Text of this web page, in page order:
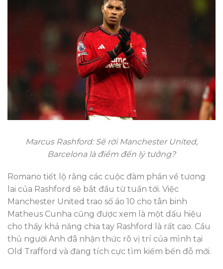
Marcus Rashford: Sẽ rời Manchester United,
Barcelona là điểm đến lý tưởng?
Romano tiết lộ rằng các cuộc đàm phán về tương
lai của Rashford sẽ bắt đầu từ tuần tới. Việc
Manchester United trao số áo 10 cho tân binh
Matheus Cunha cũng được xem là một dấu hiệu
cho thấy khả năng chia tay Rashford là rất cao. Cầu
thủ người Anh đã nhận thức rõ vị trí của mình tại
Old Trafford và đang tích cực tìm kiếm bến đỗ mới.